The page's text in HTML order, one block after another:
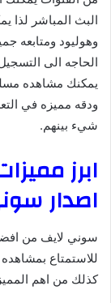
البث المباشر لذا
وهوليود ومتابعه
الحاجه الى
يمكنك مشاهده
ودقه مميزه في
شيء بينهم.
اصدار
سوني لايف من
للاستمتاع
كذلك من اهم